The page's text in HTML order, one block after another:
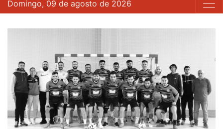
Domingo, 09 de agosto de 2026